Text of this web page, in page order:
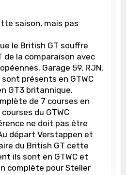
saison, mais pas
le British GT souffre
de la comparaison avec
Garage 59, RJN,
présents en GTWC
GT3 britannique.
de 7 courses en
du GTWC
ne doit pas être
départ Verstappen et
du British GT cette
ils sont en GTWC et
complète pour Steller